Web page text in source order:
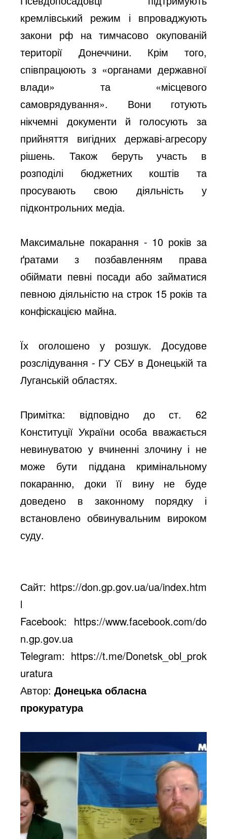
кремлівський режим і впроваджують
закони рф на тимчасово окупованій
території Донеччини. Крім того,
співпрацюють з «органами державної
влади» та «місцевого
самоврядування». Вони готують
нікчемні документи й голосують за
прийняття вигідних державі-агресору
рішень. Також беруть участь в
розподілі бюджетних коштів та
просувають свою діяльність у
підконтрольних медіа.
Максимальне покарання - 10 років за
ґратами з позбавленням права
обіймати певні посади або займатися
певною діяльністю на строк 15 років та
конфіскацією майна.
Їх оголошено у розшук. Досудове
розслідування - ГУ СБУ в Донецькій та
Луганській областях.
Примітка: відповідно до ст. 62
Конституції України особа вважається
невинуватою у вчиненні злочину і не
може бути піддана кримінальному
покаранню, доки її вину не буде
доведено в законному порядку і
встановлено обвинувальним вироком
суду.
Сайт: https://don.gp.gov.ua/ua/index.htm
l
Facebook: https://www.facebook.com/do
n.gp.gov.ua
Telegram: https://t.me/Donetsk_obl_prok
uratura
Автор:Донецька обласна
прокуратура